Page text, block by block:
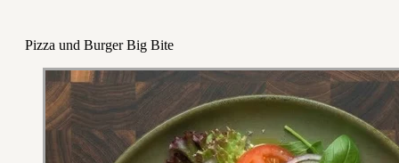
Pizza und Burger Big Bite